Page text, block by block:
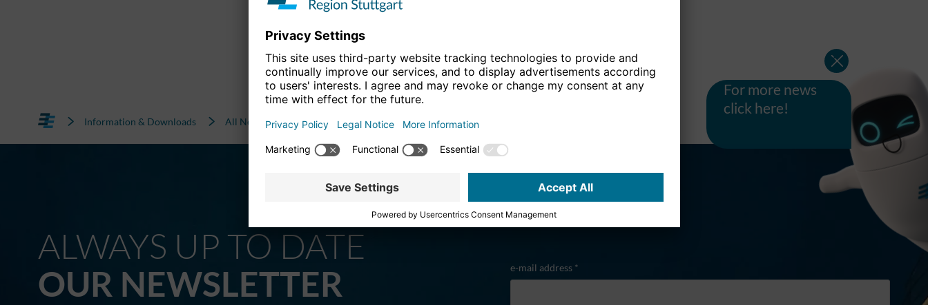
For more news
click here!
Information & Downloads All News
ALWAYS UP TO DATE
OUR NEWSLETTER e-mail address *